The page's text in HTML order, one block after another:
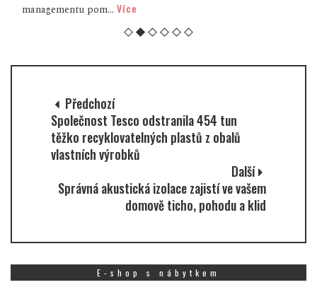
managementu pom... Více
Předchozí
Společnost Tesco odstranila 454 tun
těžko recyklovatelných plastů z obalů
vlastních výrobků
Další
Správná akustická izolace zajistí ve vašem
domově ticho, pohodu a klid
E-shop s nábytkem